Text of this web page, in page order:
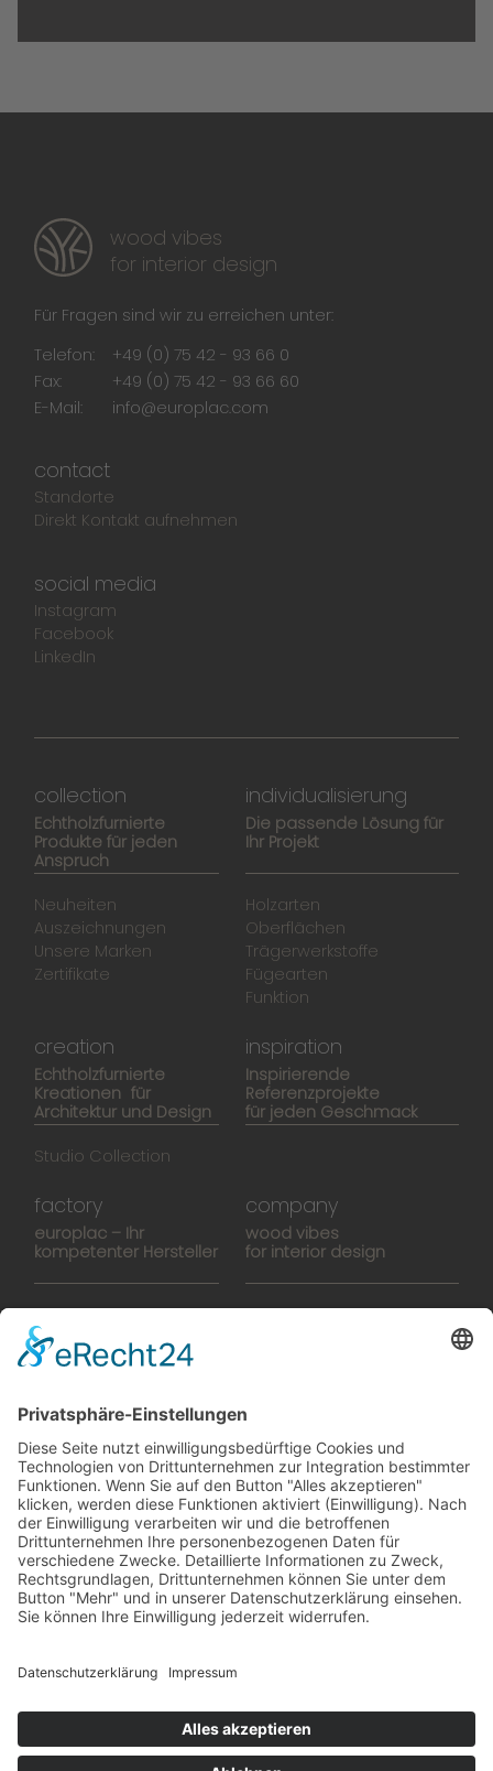
wood vibes
for interior design
Für Fragen sind wir zu erreichen unter:
Telefon:
+49 (0) 75 42 - 93 66 0
Fax:
+49 (0) 75 42 - 93 66 60
E-Mail:
info@europlac.com
contact
Standorte
Direkt Kontakt aufnehmen
social media
Instagram
Facebook
LinkedIn
collection
Echtholzfurnierte
Produkte für jeden
Anspruch
Neuheiten
Auszeichnungen
Unsere Marken
Zertifikate
individualisierung
Die passende Lösung für
Ihr Projekt
Holzarten
Oberflächen
Trägerwerkstoffe
Fügearten
Funktion
creation
Echtholzfurnierte
Kreationen für
Architektur und Design
Studio Collection
inspiration
Inspirierende
Referenzprojekte
für jeden Geschmack
factory
europlac – Ihr
kompetenter Hersteller
Hightech-Fertigung
Manufaktur
company
wood vibes
for interior design
europlacHOUSE
Karriere
Booklet
SalesTools
green vibes
Auf dem Weg in eine
lebenswerte Zukunft
© 2024 Europlac. All Rights Reserved